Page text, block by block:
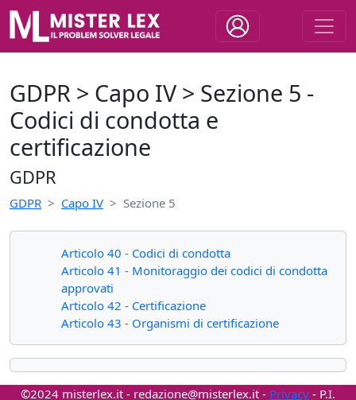
GDPR > Capo IV > Sezione 5 -
Codici di condotta e
certificazione
GDPR
GDPR Capo IV Sezione 5
Articolo 40 - Codici di condotta
Articolo 41 - Monitoraggio dei codici di condotta
approvati
Articolo 42 - Certificazione
Articolo 43 - Organismi di certificazione
©2024 misterlex.it - redazione@misterlex.it - Privacy - P.I.